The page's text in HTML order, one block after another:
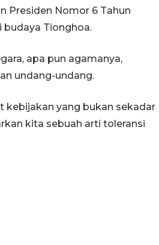
Presiden Nomor 6 Tahun
Tionghoa.
apa pun agamanya,
undang-undang.
kebijakan yang bukan sekadar
kita sebuah arti toleransi